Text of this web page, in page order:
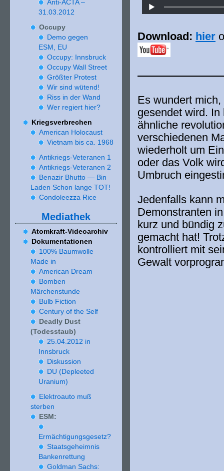
Download: hier
Es wun­dert
gesen­det wird.
ähn­li­che
ver­schie­de­nen
wie­der­holt um
oder das Volk
Umbruch
Jedenfalls kann
Demonstranten
kurz und bün­dig
gemacht hat!
kon­trol­liert mit
Gewalt
Anti-ACTA –
31 03 2012
Occupy
Demo gegen
ESM, EU
Occupy: Innsbruck
Occupy Wall Street
Größter Protest
Wir sind wütend!
Riss in der Wand
Wer regiert hier?
Kriegsverbrechen
American Holocaust
Vietnam bis ca. 1968
Antikriegs-Veteranen 1
Antikriegs-Veteranen 2
Benazir Bhutto — Bin
Laden Schon lange TOT!
Condoleezza Rice
Mediathek
Atomkraft-Videoarchiv
Dokumentationen
100% Baumwolle
Made in
American Dream
Bomben
Märchenstunde
Bulb Fiction
Century of the Self
Deadly Dust
(Todesstaub)
25. 04. 2012 in
Innsbruck
Diskussion
DU (Depleeted
Uranium)
Elektroauto muß
sterben
ESM:
Ermächtigungsgesetz?
Staatsgeheimnis
Bankenrettung
Goldman Sachs: